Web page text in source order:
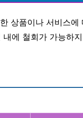
상품이나 서비스
에 철회가 가능하